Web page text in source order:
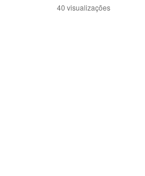
40 visualizações